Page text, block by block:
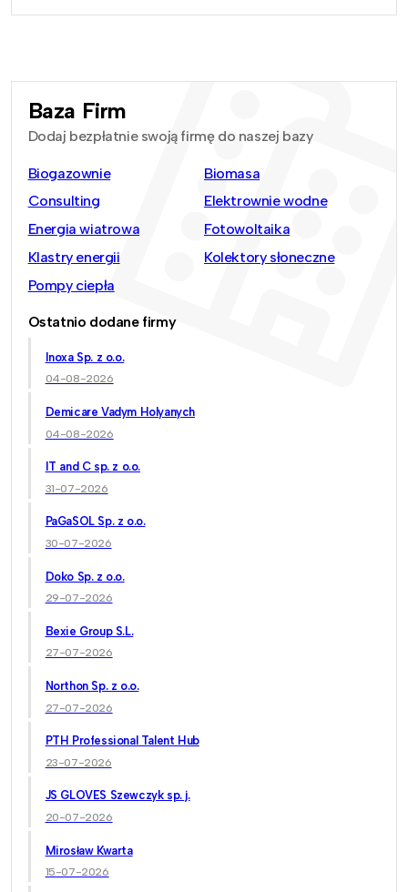
Baza Firm
Dodaj bezpłatnie swoją firmę do naszej bazy
Biogazownie
Biomasa
Consulting
Elektrownie wodne
Energia wiatrowa
Fotowoltaika
Klastry energii
Kolektory słoneczne
Pompy ciepła
Ostatnio dodane firmy
Inoxa Sp. z o.o.
04-08-2026
Demicare Vadym Holyanych
04-08-2026
IT and C sp. z o.o.
31-07-2026
PaGaSOL Sp. z o.o.
30-07-2026
Doko Sp. z o.o.
29-07-2026
Bexie Group S.L.
27-07-2026
Northon Sp. z o.o.
27-07-2026
PTH Professional Talent Hub
23-07-2026
JS GLOVES Szewczyk sp. j.
20-07-2026
Mirosław Kwarta
15-07-2026